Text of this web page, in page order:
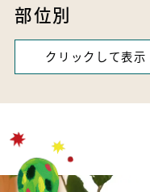
部位別
クリックして表示